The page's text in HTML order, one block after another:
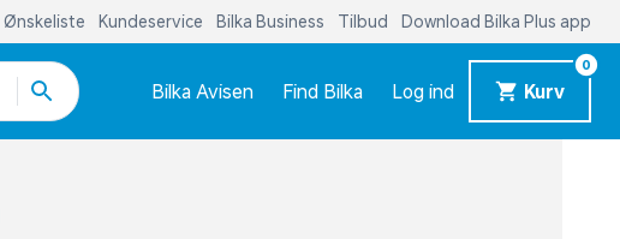
Ønskeliste Kundeservice Bilka Business Tilbud Download Bilka Plus app
Bilka Avisen Find Bilka Log ind Kurv
0